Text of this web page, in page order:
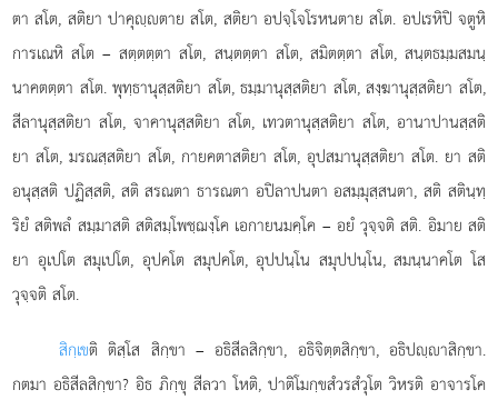
ตา สโต, สติยา ปาคุฺตาย สโต, สติยา อปจฺโจโรหนตาย สโต. อปเรหิปิ จตูหิ
การเณหิ สโต – สตฺตตฺตา สโต, สนฺตตฺตา สโต, สมิตตฺตา สโต, สนฺตธมฺมสมนฺ
นาคตตฺตา สโต. พุทฺธานุสฺสติยา สโต, ธมฺมานุสฺสติยา สโต, สงฺฆานุสฺสติยา สโต,
สีลานุสฺสติยา สโต, จาคานุสฺสติยา สโต, เทวตานุสฺสติยา สโต, อานาปานสฺสติ
ยา สโต, มรณสฺสติยา สโต, กายคตาสติยา สโต, อุปสมานุสฺสติยา สโต. ยา สติ
อนุสฺสติ ปฏิสฺสติ, สติ สรณตา ธารณตา อปิลาปนตา อสมฺมุสฺสนตา, สติ สตินฺทฺ
ริยํ สติพลํ สมฺมาสติ สติสมฺโพชฺฌงฺโค เอกายนมคฺโค – อยํ วุจฺจติ สติ. อิมาย สติ
ยา อุเปโต สมุเปโต, อุปคโต สมุปคโต, อุปปนฺโน สมุปปนฺโน, สมนฺนาคโต โส
วุจฺจติ สโต.
สิกฺเขติติสฺโส สิกฺขา – อธิสีลสิกฺขา, อธิจิตฺตสิกฺขา, อธิปฺาสิกฺขา.
กตมาอธิสีลสิกฺขา? อิธ ภิกฺขุ สีลวา โหติ, ปาติโมกฺขสํวรสํวุโต วิหรติ อาจารโค